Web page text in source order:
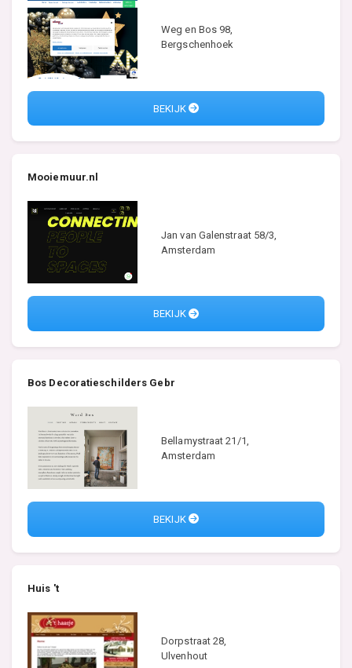
Weg en Bos 98,
Bergschenhoek
BEKIJK
Mooiemuur.nl
Jan van Galenstraat 58/3,
Amsterdam
BEKIJK
Bos Decoratieschilders Gebr
Bellamystraat 21/1,
Amsterdam
BEKIJK
Huis 't
Dorpstraat 28,
Ulvenhout